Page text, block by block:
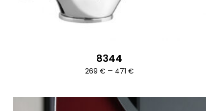
8344
269 € – 471 €Ártartomány: